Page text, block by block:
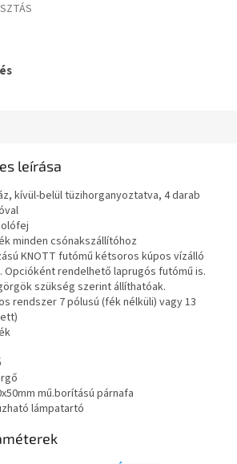
leírása
kívül-belül tüzihorganyoztatva, 4 darab
minden csónakszállítóhoz
KNOTT futómű kétsoros kúpos vízálló
Opcióként rendelhető laprugós futómű is.
szükség szerint állíthatóak.
rendszer 7 pólusú (fék nélküli) vagy 13
mű.borítású párnafa
lámpatartó